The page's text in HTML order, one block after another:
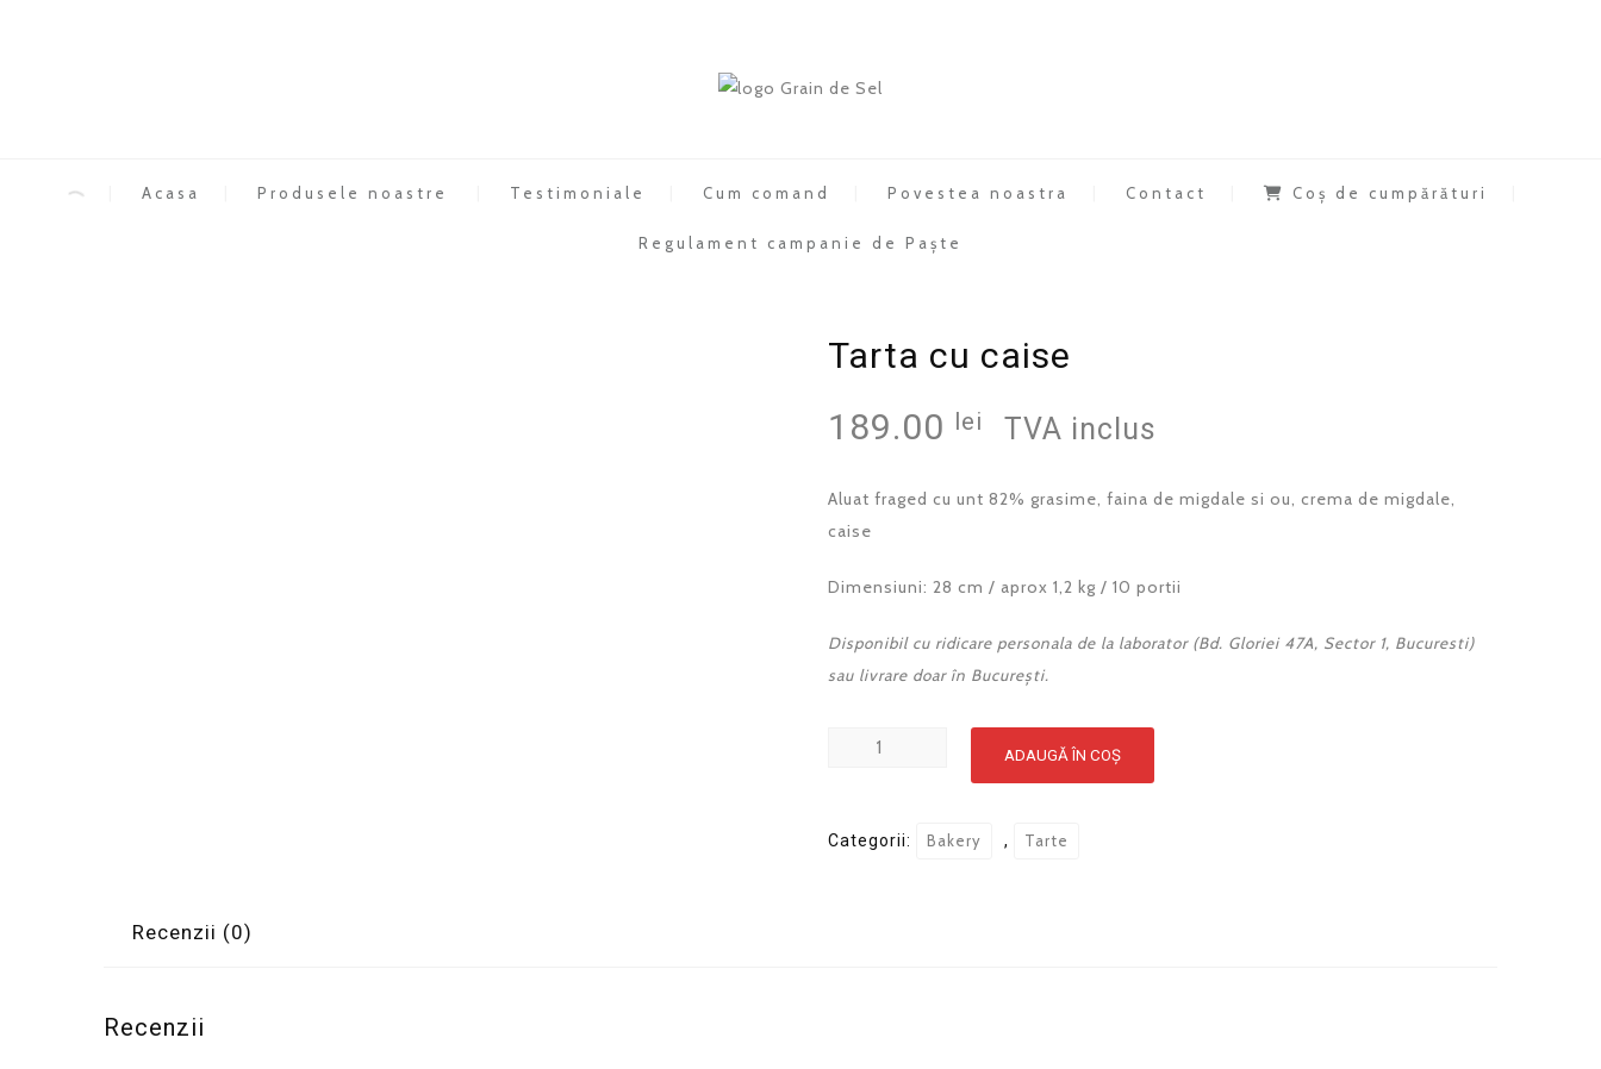
Acasa Produsele noastre Testimoniale Cum comand Povestea noastra Contact Coș de cumpărături
Regulament campanie de Paște
Tarta cu caise
189.00 lei TVA inclus
Aluat fraged cu unt 82% grasime, faina de migdale si ou, crema de migdale,
caise
Dimensiuni: 28 cm / aprox 1,2 kg / 10 portii
Disponibil cu ridicare personala de la laborator (Bd. Gloriei 47A, Sector 1, Bucuresti)
sau livrare doar în București.
Cantitate
caise
ADAUGĂ ÎN COȘ
Categorii: Bakery , Tarte
Recenzii (0)
Recenzii